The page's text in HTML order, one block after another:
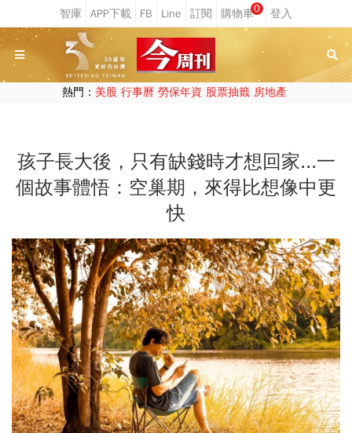
0
熱門： 美股 行事曆 勞保年資 股票抽籤 房地產
孩子長大後，只有缺錢時才想回家...一
個故事體悟：空巢期，來得比想像中更
快